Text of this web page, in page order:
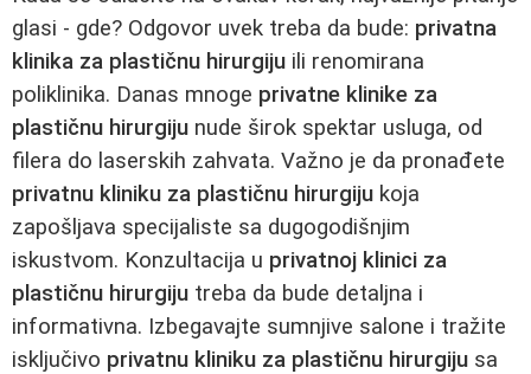
glasi - gde? Odgovor uvek treba da bude: privatna
klinika za plastičnu hirurgiju ili renomirana
poliklinika. Danas mnoge privatne klinike za
plastičnu hirurgiju nude širok spektar usluga, od
filera do laserskih zahvata. Važno je da pronađete
privatnu kliniku za plastičnu hirurgiju koja
zapošljava specijaliste sa dugogodišnjim
iskustvom. Konzultacija u privatnoj klinici za
plastičnu hirurgiju treba da bude detaljna i
informativna. Izbegavajte sumnjive salone i tražite
isključivo privatnu kliniku za plastičnu hirurgiju sa